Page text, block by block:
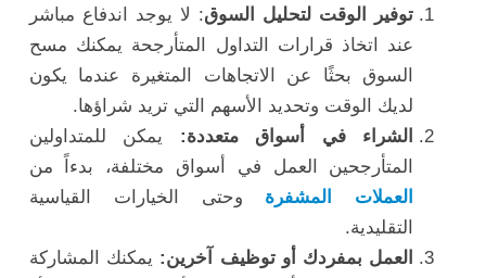
توفير الوقت لتحليل السوق: لا يوجد اندفاع مباشر
عند اتخاذ قرارات التداول المتأرجحة يمكنك مسح
السوق بحثًا عن الاتجاهات المتغيرة عندما يكون
لديك الوقت وتحديد الأسهم التي تريد شراؤها.
الشراء في أسواق متعددة:
يمكن للمتداولين
المتأرجحين العمل في أسواق مختلفة، بدءاً من
العملات المشفرة
وحتى الخيارات القياسية
التقليدية.
العمل بمفردك أو توظيف آخرين: يمكنك المشاركة